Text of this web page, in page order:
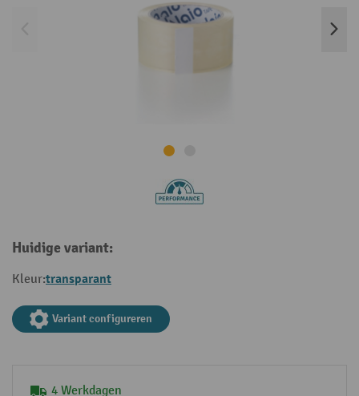
Huidige variant:
Kleur:transparant
Variant configureren
4 Werkdagen